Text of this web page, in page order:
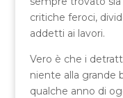
critiche feroci,
addetti ai lavori.
Vero è che i
niente alla grande
qualche anno di